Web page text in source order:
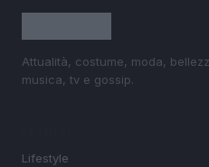
Attualità, costume, moda,
musica, tv e gossip.
Lifestyle